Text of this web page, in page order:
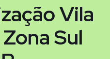
Vila
Sul